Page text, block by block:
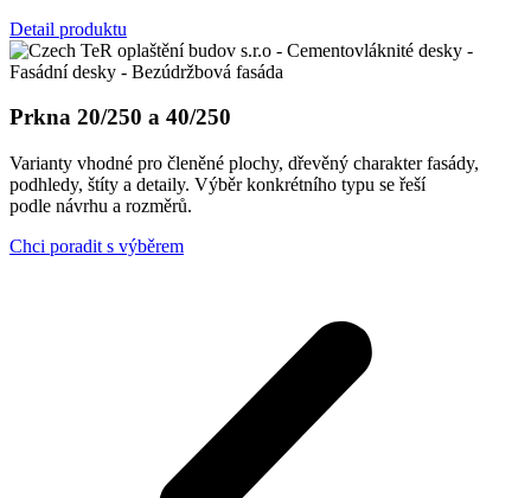
Detail produktu
Prkna 20/250 a 40/250
Varianty vhodné pro členěné plochy, dřevěný charakter fasády,
podhledy, štíty a detaily. Výběr konkrétního typu se řeší
podle návrhu a rozměrů.
Chci poradit s výběrem